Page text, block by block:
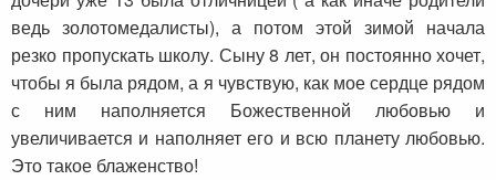
ведь золотомедалисты), а потом этой зимой начала
резко пропускать школу. Сыну 8 лет, он постоянно хочет,
чтобы я была рядом, а я чувствую, как мое сердце рядом
с ним наполняется Божественной любовью и
увеличивается и наполняет его и всю планету любовью.
Это такое блаженство!